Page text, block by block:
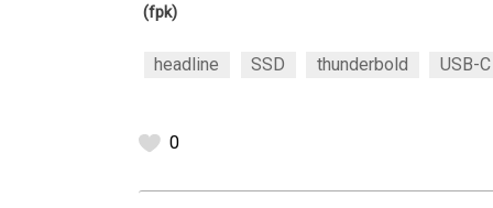
(fpk)
headline SSD thunderbold USB-
0